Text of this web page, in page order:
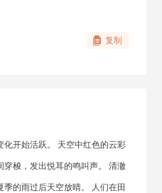
复制
开始活跃。 天空中红色的云彩
梭，发出悦耳的鸣叫声。 清澈
的雨过后天空放晴。 人们在田